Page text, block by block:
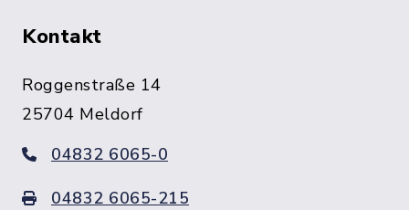
Kontakt
Roggenstraße 14
25704 Meldorf
04832 6065-0
04832 6065-215